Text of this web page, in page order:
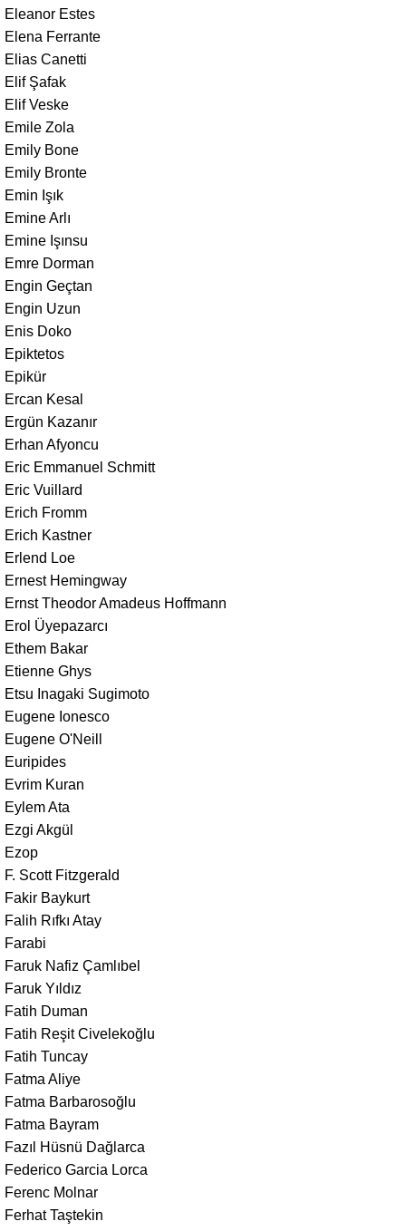
Eleanor Estes
Elena Ferrante
Elias Canetti
Elif Şafak
Elif Veske
Emile Zola
Emily Bone
Emily Bronte
Emin Işık
Emine Arlı
Emine Işınsu
Emre Dorman
Engin Geçtan
Engin Uzun
Enis Doko
Epiktetos
Epikür
Ercan Kesal
Ergün Kazanır
Erhan Afyoncu
Eric Emmanuel Schmitt
Eric Vuillard
Erich Fromm
Erich Kastner
Erlend Loe
Ernest Hemingway
Ernst Theodor Amadeus Hoffmann
Erol Üyepazarcı
Ethem Bakar
Etienne Ghys
Etsu Inagaki Sugimoto
Eugene Ionesco
Eugene O'Neill
Euripides
Evrim Kuran
Eylem Ata
Ezgi Akgül
Ezop
F. Scott Fitzgerald
Fakir Baykurt
Falih Rıfkı Atay
Farabi
Faruk Nafiz Çamlıbel
Faruk Yıldız
Fatih Duman
Fatih Reşit Civelekoğlu
Fatih Tuncay
Fatma Aliye
Fatma Barbarosoğlu
Fatma Bayram
Fazıl Hüsnü Dağlarca
Federico Garcia Lorca
Ferenc Molnar
Ferhat Taştekin